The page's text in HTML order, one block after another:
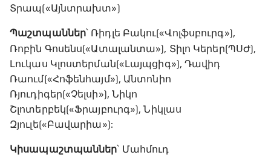
Տրապ(«Այնտրախտ»)
Պաշտպաններ՝ Ռիդլե Բակու(«Վոլֆսբուրգ»),
Ռոբին Գոսենս(«Ատալանտա»), Տիլո Կերեր(ՊՍԺ),
Լուկաս Կլոստերման(«Լայպցիգ»), Դավիդ
Ռաում(«Հոֆենհայմ»), Անտոնիո
Ռյուդիգեր(«Չելսի»), Նիկո
Շլոտերբեկ(«Ֆրայբուրգ»), Նիկլաս
Զյուլե(«Բավարիա»):
Կիսապաշտպաններ՝ Մահմուդ